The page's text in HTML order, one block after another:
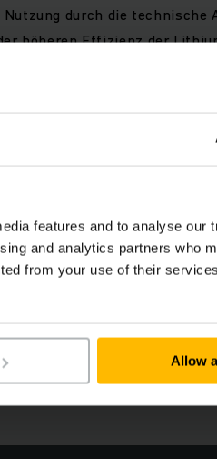
features and to analyse our
and analytics partners who
from your use of their
Allow
durch die technische
höheren Effizienz der
sondern auch eine
Cookie-